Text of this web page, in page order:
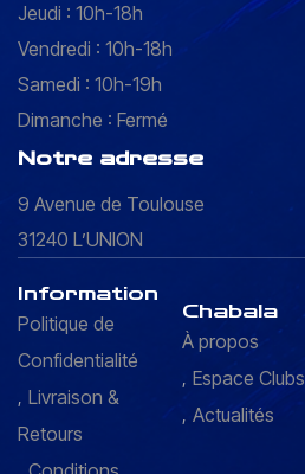
Jeudi : 10h-18h
Vendredi : 10h-18h
Samedi : 10h-19h
Dimanche : Fermé
Notre adresse
9 Avenue de Toulouse
31240 L’UNION
Information
Politique de
Confidentialité
Livraison &
Retours
Chabala
À propos
Espace Clubs
Actualités